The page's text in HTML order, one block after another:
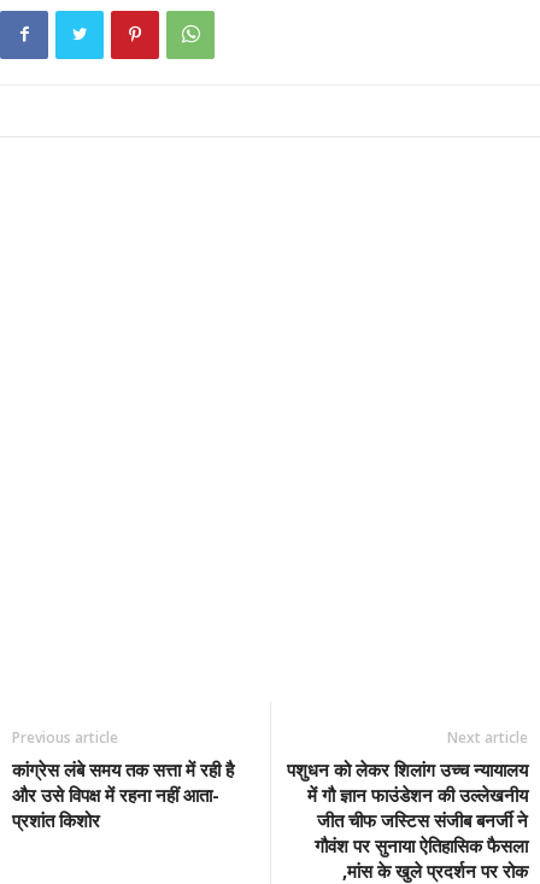
Previous article
कांग्रेस लंबे समय तक सत्ता में रही है
और उसे विपक्ष में रहना नहीं आता-
प्रशांत किशोर
Next article
पशुधन को लेकर शिलांग उच्च न्यायालय
में गौ ज्ञान फाउंडेशन की उल्लेखनीय
जीत चीफ जस्टिस संजीब बनर्जी ने
गौवंश पर सुनाया ऐतिहासिक फैसला
,मांस के खुले प्रदर्शन पर रोक